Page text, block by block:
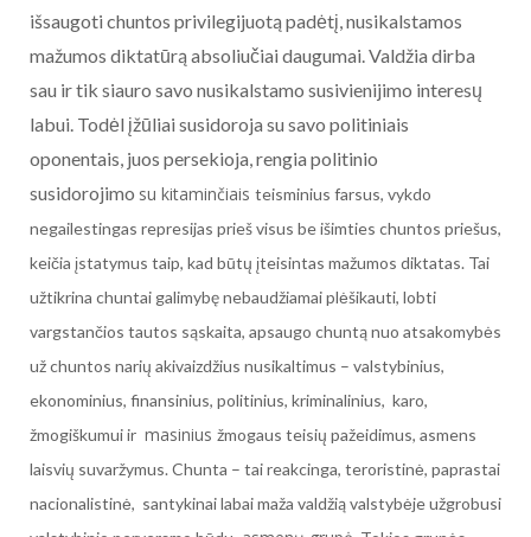
išsaugoti chuntos privilegijuotą padėtį, nusikalstamos
mažumos diktatūrą absoliučiai daugumai. Valdžia dirba
sau ir tik siauro savo nusikalstamo susivienijimo interesų
labui. Todėl įžūliai susidoroja su savo politiniais
oponentais, juos persekioja, rengia politinio
susidorojimo su kitaminčiais teisminius farsus, vykdo
negailestingas represijas prieš visus be išimties chuntos priešus,
keičia įstatymus taip, kad būtų įteisintas mažumos diktatas. Tai
užtikrina chuntai galimybę nebaudžiamai plėšikauti, lobti
vargstančios tautos sąskaita, apsaugo chuntą nuo atsakomybės
už chuntos narių akivaizdžius nusikaltimus – valstybinius,
ekonominius, finansinius, politinius, kriminalinius, karo,
žmogiškumui ir masinius žmogaus teisių pažeidimus, asmens
laisvių suvaržymus. Chunta – tai reakcinga, teroristinė, paprastai
nacionalistinė, santykinai labai maža valdžią valstybėje užgrobusi